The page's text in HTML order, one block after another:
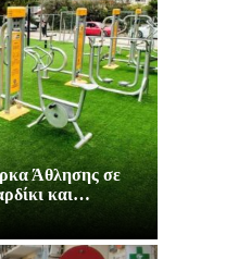
Άθλησης σε
και…